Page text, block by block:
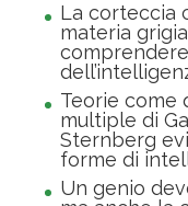
La corteccia
materia
Teorie come
multiple di
Sternberg
forme di
Un genio